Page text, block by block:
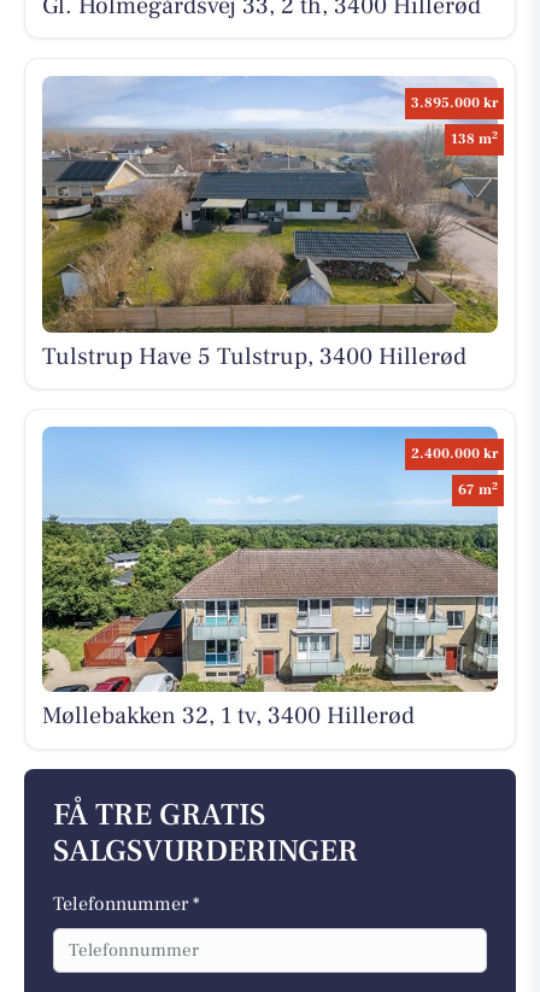
3.895.000 kr
138 m2
Tulstrup Have 5 Tulstrup, 3400 Hillerød
2.400.000 kr
67 m2
Møllebakken 32, 1 tv, 3400 Hillerød
FÅ TRE GRATIS
SALGSVURDERINGER
Telefonnummer *